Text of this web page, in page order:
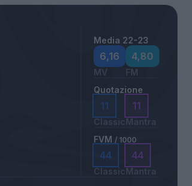
Media 22-23
6,16
MV
4,80
FM
Quotazione
11
Classic
11
Mantra
FVM / 1000
44
Classic
44
Mantra